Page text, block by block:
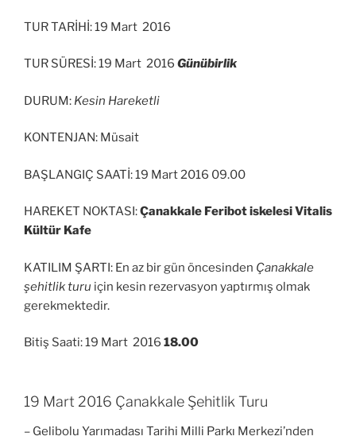
TUR TARİHİ: 19 Mart 2016
TUR SÜRESİ: 19 Mart 2016 Günübirlik
DURUM: Kesin Hareketli
KONTENJAN: Müsait
BAŞLANGIÇ SAATİ: 19 Mart 2016 09.00
HAREKET NOKTASI:Çanakkale Feribot iskelesi Vitalis
Kültür Kafe
KATILIM ŞARTI: En az bir gün öncesinden Çanakkale
şehitlik turu için kesin rezervasyon yaptırmış olmak
gerekmektedir.
Bitiş Saati: 19 Mart 2016 18.00
19 Mart 2016 Çanakkale Şehitlik Turu
– Gelibolu Yarımadası Tarihi Milli Parkı Merkezi’nden